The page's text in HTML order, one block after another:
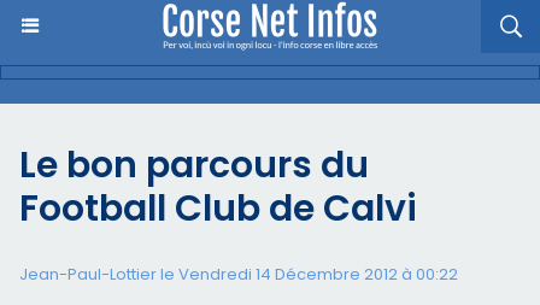
Le bon parcours du
Football Club de Calvi
Jean-Paul-Lottier le Vendredi 14 Décembre 2012 à 00:22